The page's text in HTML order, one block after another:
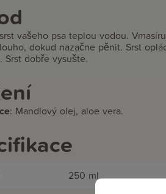
vašeho psa teplou vodou.
dokud nazačne pěnit. Srst
Srst dobře vysušte.
: Mandlový olej, aloe vera.
250 ml